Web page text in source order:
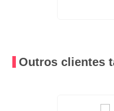
Outros clientes